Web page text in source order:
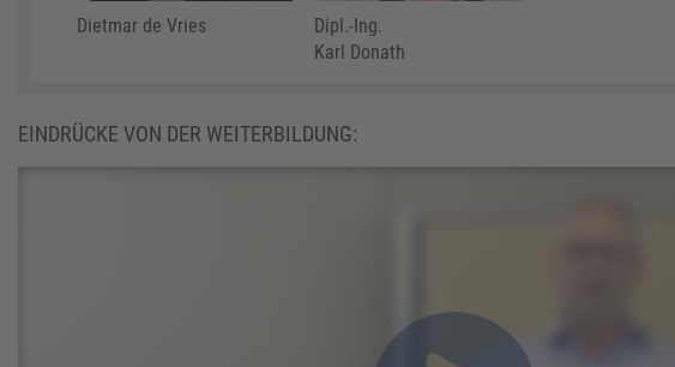
Dietmar de Vries
Dipl.-Ing.
Karl Donath
EINDRÜCKE VON DER WEITERBILDUNG: